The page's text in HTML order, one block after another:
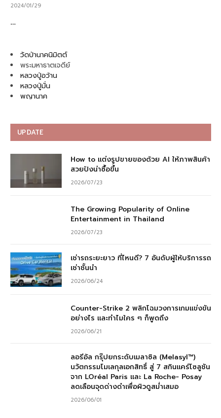
2024/01/29
…
วัดป่านาคนิมิตต์
พระมหาธาตเจดีย์
หลวงปู่อว้าน
หลวงปู่มั่น
พญานาค
UPDATE
How to แต่งรูปขายของด้วย AI ให้ภาพสินค้า
สวยปังน่าซื้อขึ้น
2026/07/23
The Growing Popularity of Online
Entertainment in Thailand
2026/07/23
เช่ารถระยะยาว ที่ไหนดี? 7 อันดับผู้ให้บริการรถ
เช่าชั้นนำ
2026/06/24
Counter-Strike 2 พลิกโฉมวงการเกมแข่งขัน
อย่างไร และทำไมใคร ๆ ก็พูดถึง
2026/06/21
ลอรีอัล กรุ๊ปยกระดับเมลาซิล (Melasyl™)
นวัตกรรมโมเลกุลเอกสิทธิ์ สู่ 7 สกินแคร์โซลูชัน
จาก LOréal Paris และ La Roche- Posay
ลดเลือนจุดด่างดำเพื่อผิวดูสม่ำเสมอ
2026/06/01